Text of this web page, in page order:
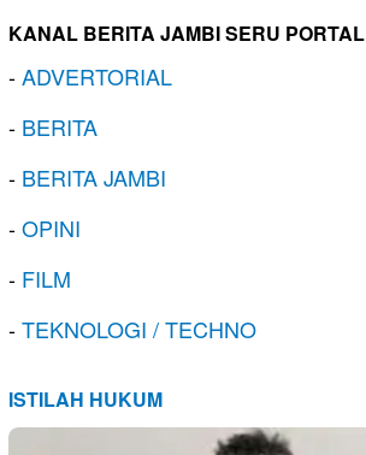
KANAL BERITA JAMBI SERU PORTAL
-ADVERTORIAL
- BERITA
- BERITA JAMBI
-OPINI
- FILM
-TEKNOLOGI / TECHNO
ISTILAH HUKUM